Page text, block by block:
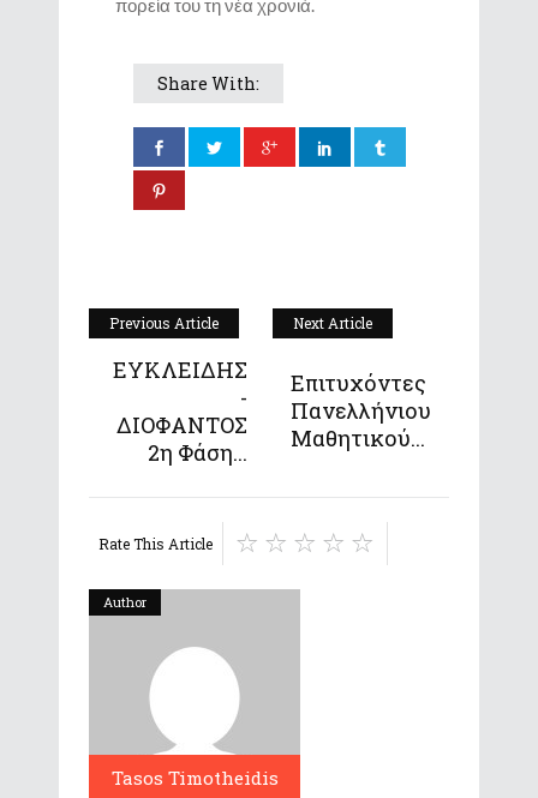
πορεία του τη νέα χρονιά.
Share With:
Previous Article
ΕΥΚΛΕΙΔΗΣ
-
ΔΙΟΦΑΝΤΟΣ
2η Φάση...
Next Article
Επιτυχόντες
Πανελλήνιου
Μαθητικού...
Rate This Article
Author
Tasos Timotheidis